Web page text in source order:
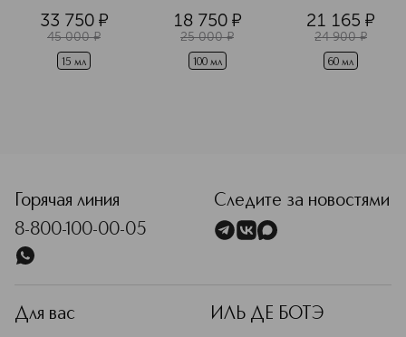
области вокруг
глаз
разглаживающий
33 750 ¤
45 000 ¤
15 мл
вода
18 750 ¤
25 000 ¤
100 мл
21 165 ¤
24 900 ¤
60 мл
Горячая линия
8-800-100-00-05
Следите за новостями
Для вас ИЛЬ ДЕ БОТЭ